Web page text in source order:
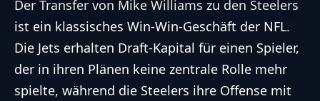
Der Transfer von Mike Williams zu den Steelers
ist ein klassisches Win-Win-Geschäft der NFL.
Die Jets erhalten Draft-Kapital für einen Spieler,
der in ihren Plänen keine zentrale Rolle mehr
spielte, während die Steelers ihre Offense mit